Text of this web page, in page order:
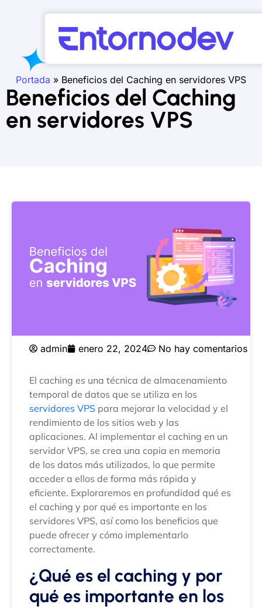
Portada » Beneficios del Caching en servidores VPS
Beneficios del Caching
en servidores VPS
admin enero 22, 2024 No hay comentarios
El caching es una técnica de almacenamiento
temporal de datos que se utiliza en los
servidores VPS para mejorar la velocidad y el
rendimiento de los sitios web y las
aplicaciones. Al implementar el caching en un
servidor VPS, se crea una copia en memoria
de los datos más utilizados, lo que permite
acceder a ellos de forma más rápida y
eficiente. Exploraremos en profundidad qué es
el caching y por qué es importante en los
servidores VPS, así como los beneficios que
puede ofrecer y cómo implementarlo
correctamente.
¿Qué es el caching y por
qué es importante en los